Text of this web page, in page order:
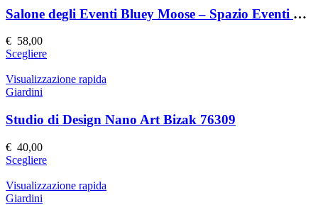
prodotto
Le
opzioni
scelte
nella
pagina
prodotto
Salone degli Eventi Bluey Moose – Spazio Eventi Elegante e Versatile
€ 58,00
ScegliereQuesto
ha
Le
opzioni
scelte
nella
pagina
Visualizzazione rapida
Giardini
Studio di Design Nano Art Bizak 76309
€ 40,00
ScegliereQuesto
ha
Visualizzazione rapida
Giardini